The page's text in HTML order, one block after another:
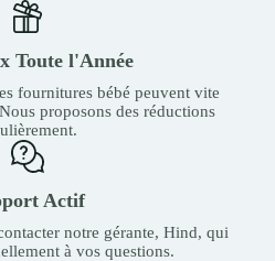
Toute l'Année
fournitures bébé peuvent vite
proposons des réductions
Actif
notre gérante, Hind, qui
à vos questions.